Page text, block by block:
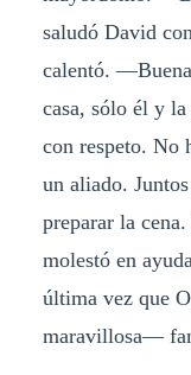
saludó David
calentó.
casa, sólo él y
con respeto. No
un aliado.
preparar la
molestó en
última vez que
maravillosa—